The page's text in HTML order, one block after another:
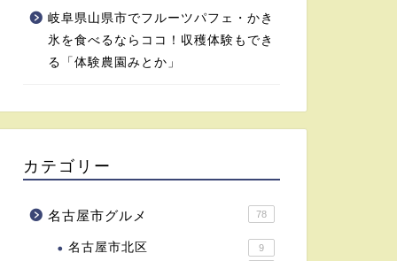
岐阜県山県市でフルーツパフェ・かき
氷を食べるならココ！収穫体験もでき
る「体験農園みとか」
カテゴリー
名古屋市グルメ 78
名古屋市北区 9